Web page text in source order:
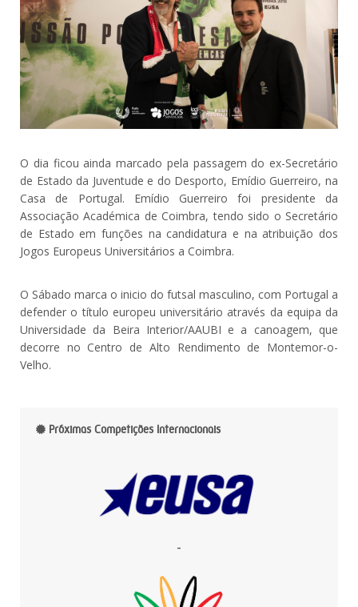
O dia ficou ainda marcado pela passagem do ex-Secretário
de Estado da Juventude e do Desporto, Emídio Guerreiro, na
Casa de Portugal. Emídio Guerreiro foi presidente da
Associação Académica de Coimbra, tendo sido o Secretário
de Estado em funções na candidatura e na atribuição dos
Jogos Europeus Universitários a Coimbra.
O Sábado marca o inicio do futsal masculino, com Portugal a
defender o título europeu universitário através da equipa da
Universidade da Beira Interior/AAUBI e a canoagem, que
decorre no Centro de Alto Rendimento de Montemor-o-
Velho.
Próximas Competições Internacionais
-